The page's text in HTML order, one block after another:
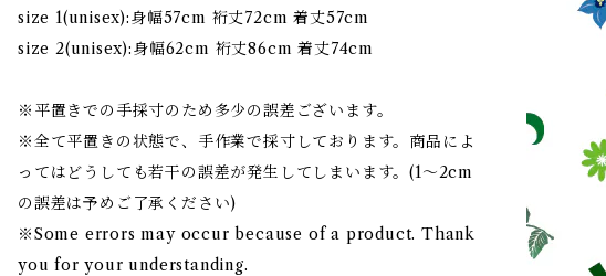
size 1(unisex):身幅57cm 裄丈72cm 着丈57cm
size 2(unisex):身幅62cm 裄丈86cm 着丈74cm
※平置きでの手採寸のため多少の誤差ございます。
※全て平置きの状態で、手作業で採寸しております。商品によ
ってはどうしても若干の誤差が発生してしまいます。(1～2cm
の誤差は予めご了承ください)
※Some errors may occur because of a product. Thank
you for your understanding.